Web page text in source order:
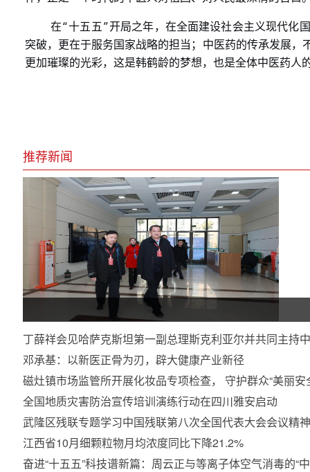
在“十五五 ”开局之年，在全面建设社会主义现代化
突破，更在于服务国家战略的担当；中医药的传承发展
更加璀璨的光彩，这是韩鹤龄的梦想，也是全体中医药人
推荐新闻
丁薛祥会见哈萨克斯坦第一副总理斯克利亚尔并共同主持
邓承基：以新医正骨为刃，辟大健康产业新径
磁灶镇市场监管所开展化妆品专项检查， 守护群众“美丽安
全国地质灾害防治宣传培训演练行动在四川雅安启动
武隆区残联专题学习中国残联第八次全国代表大会会议精神
江西省10月细颗粒物月均浓度同比下降21.2%
奋进“十五五”科技谱新篇：周云正与等离子体空气消毒的“